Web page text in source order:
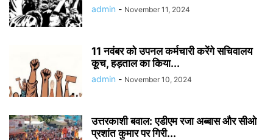
admin - November 11, 2024
11 नवंबर को उपनल कर्मचारी करेंगे सचिवालय
कूच, हड़ताल का किया...
admin - November 10, 2024
उत्तरकाशी बवाल: एडीएम रजा अब्बास और सीओ
प्रशांत कुमार पर गिरी...